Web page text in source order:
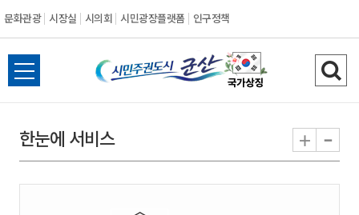
문화관광 시장실 시의회 시민광장플랫폼 인구정책
시
민
권
전
체
뉴
열
검
색
기
한눈에 서비스 + -